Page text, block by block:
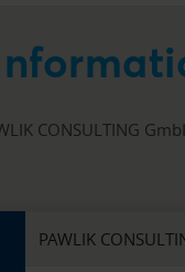
CONSULTING
PAWLIK